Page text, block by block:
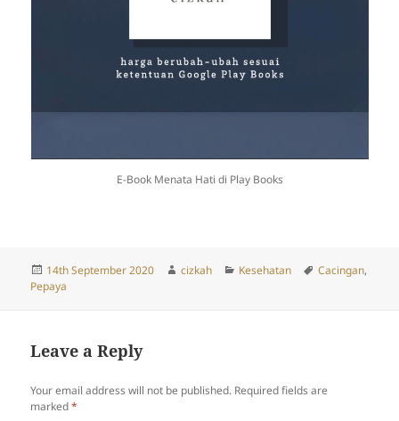
E-Book Menata Hati di Play Books
Posted
on
14th September 2020 Author
cizkah Categories
Kesehatan Tags
Cacingan,
Pepaya
Leave a Reply
Your email address will not be published. Required fields are
marked*